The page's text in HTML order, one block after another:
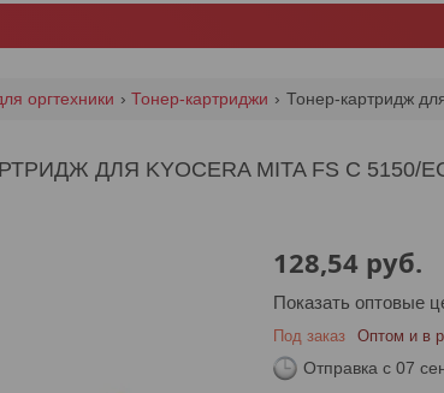
оргтехники Тонер-картриджи Тонер-картридж
ДЛЯ KYOCERA MITA FS C 5150/
128,54 руб.
Показать оптовые
Под заказ Оптом и в
Отправка с 07